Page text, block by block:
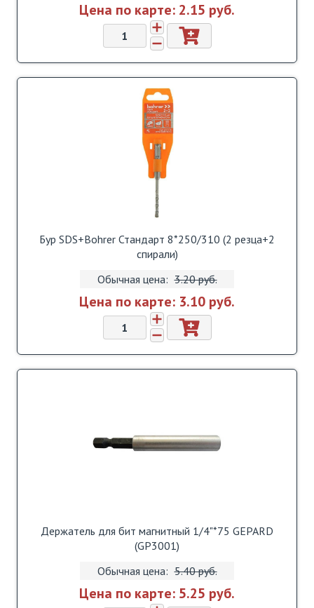
Цена по карте: 2.15 pуб.
Бур SDS+Bohrer Стандарт 8*250/310 (2 резца+2
спирали)
Обычная цена: 3.20 pуб.
Цена по карте: 3.10 pуб.
Держатель для бит магнитный 1/4"*75 GEPARD
(GP3001)
Обычная цена: 5.40 pуб.
Цена по карте: 5.25 pуб.